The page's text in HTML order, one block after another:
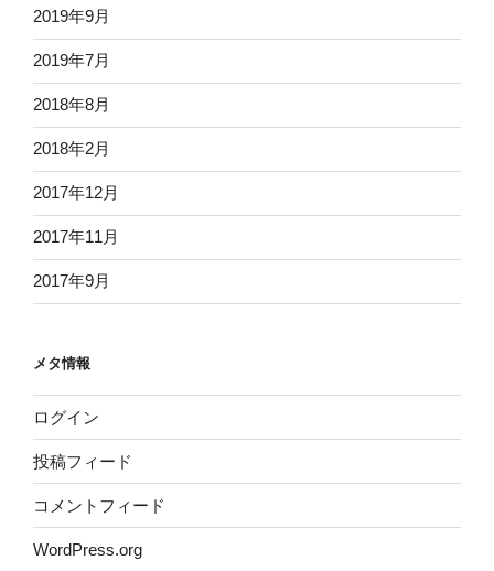
2019年9月
2019年7月
2018年8月
2018年2月
2017年12月
2017年11月
2017年9月
メタ情報
ログイン
投稿フィード
コメントフィード
WordPress.org